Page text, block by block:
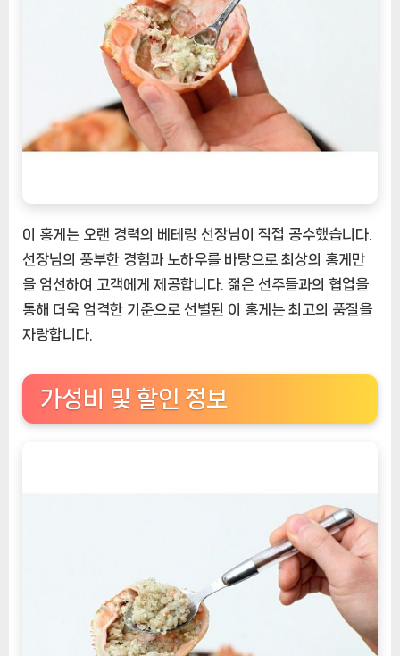
이 홍게는 오랜 경력의 베테랑 선장님이 직접 공수했습니다.
선장님의 풍부한 경험과 노하우를 바탕으로 최상의 홍게만
을 엄선하여 고객에게 제공합니다. 젊은 선주들과의 협업을
통해 더욱 엄격한 기준으로 선별된 이 홍게는 최고의 품질을
자랑합니다.
가성비 및 할인 정보